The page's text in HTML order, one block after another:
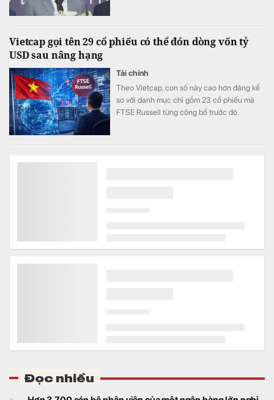
Vietcap gọi tên 29 cổ phiếu có thể đón dòng vốn tỷ
USD sau nâng hạng
Tài chính
Theo Vietcap, con số này cao hơn đáng kể
so với danh mục chỉ gồm 23 cổ phiếu mà
FTSE Russell từng công bố trước đó.
Đọc nhiều